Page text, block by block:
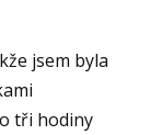
jsem byla
tři hodiny